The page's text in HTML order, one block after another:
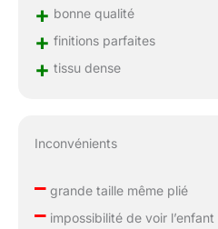
+ bonne qualité
+ finitions parfaites
+ tissu dense
Inconvénients
–grande taille même plié
–impossibilité de voir